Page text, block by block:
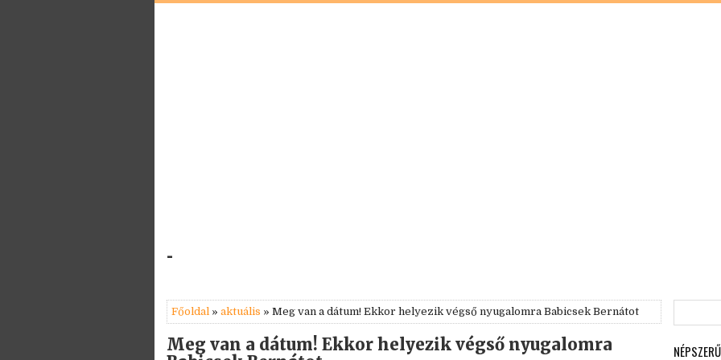
-
Főoldal » aktuális » Meg van a dátum! Ekkor helyezik végső nyugalomra Babicsek Bernátot
Meg van a dátum! Ekkor helyezik végső nyugalomra